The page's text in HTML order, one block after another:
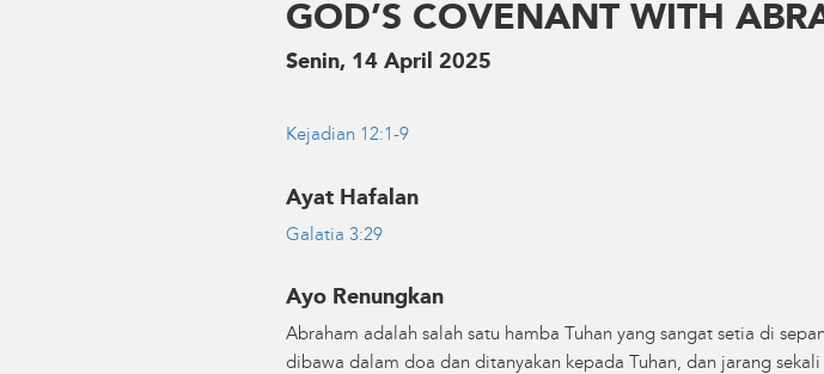
GOD’S COVENANT WITH
Senin, 14 April 2025
Kejadian 12:1-9
Ayat Hafalan
Galatia 3:29
Ayo Renungkan
Abraham adalah salah satu hamba Tuhan yang sangat setia di
dibawa dalam doa dan ditanyakan kepada Tuhan, dan jarang